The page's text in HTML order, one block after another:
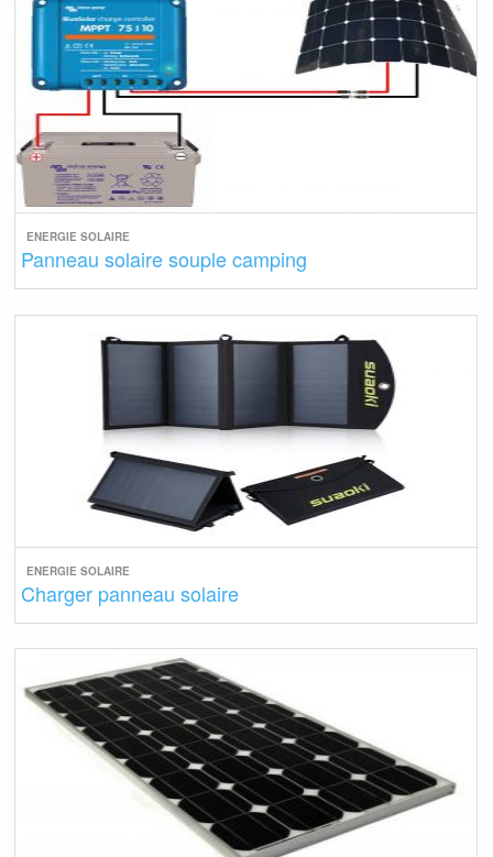
ENERGIE SOLAIRE
Panneau solaire souple camping
ENERGIE SOLAIRE
Charger panneau solaire